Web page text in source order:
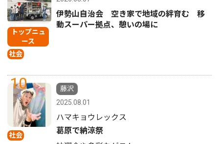
トップニュ
ース
社会
伊勢山自治会 空き家で地域の絆育む 移
動スーパー拠点、憩いの場に
10
社会
藤沢
2025.08.01
ハマキョウレックス
葛原で納涼祭